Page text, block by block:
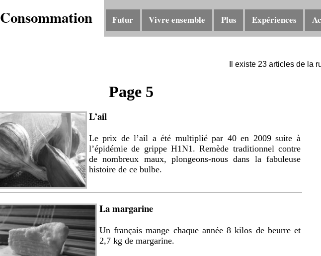
Consommation Futur Vivre ensemble Plus Expériences
Il existe 23 articles de la
Page 5
L’ail
Le prix de l’ail a été multiplié par 40 en 2009 suite à
l’épidémie de grippe H1N1. Remède traditionnel contre
de nombreux maux, plongeons-nous dans la fabuleuse
histoire de ce bulbe.
La margarine
Un français mange chaque année 8 kilos de beurre et
2,7 kg de margarine.